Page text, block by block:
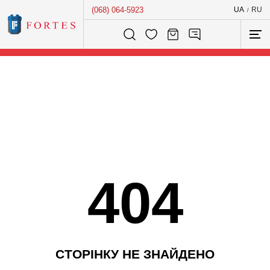
(068) 064-5923 UA / RU
Розумний пошук...
404
СТОРІНКУ НЕ ЗНАЙДЕНО